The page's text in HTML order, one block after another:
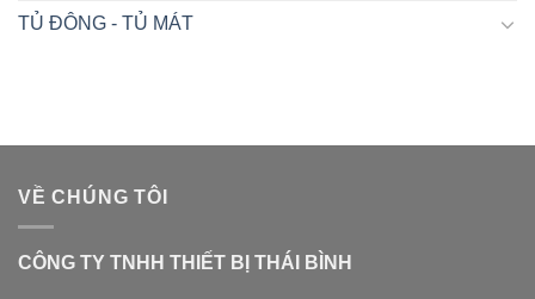
TỦ ĐÔNG - TỦ MÁT
VỀ CHÚNG TÔI
CÔNG TY TNHH THIẾT BỊ THÁI BÌNH